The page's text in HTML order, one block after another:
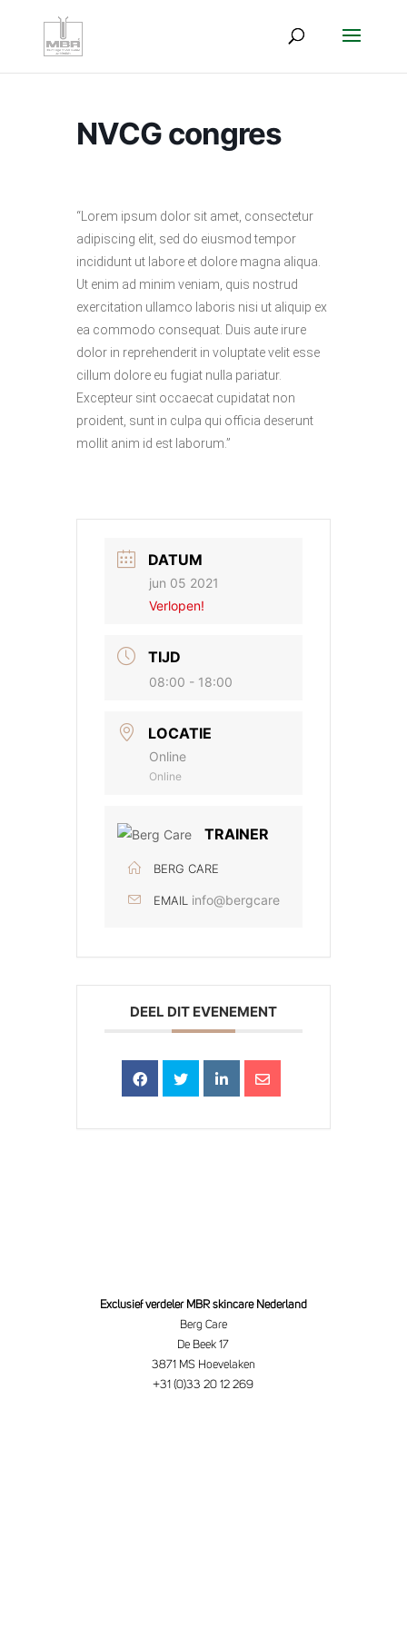
NVCG congres
“Lorem ipsum dolor sit amet, consectetur
adipiscing elit, sed do eiusmod tempor
incididunt ut labore et dolore magna aliqua.
Ut enim ad minim veniam, quis nostrud
exercitation ullamco laboris nisi ut aliquip ex
ea commodo consequat. Duis aute irure
dolor in reprehenderit in voluptate velit esse
cillum dolore eu fugiat nulla pariatur.
Excepteur sint occaecat cupidatat non
proident, sunt in culpa qui officia deserunt
mollit anim id est laborum.”
DATUM
jun 05 2021
Verlopen!
TIJD
08:00 - 18:00
LOCATIE
Online
Online
TRAINER
BERG CARE
EMAIL info@bergcare
DEEL DIT EVENEMENT
Exclusief verdeler MBR skincare Nederland
Berg Care
De Beek 17
3871 MS Hoevelaken
+31 (0)33 20 12 269